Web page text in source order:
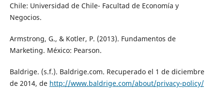
Chile: Universidad de Chile- Facultad de Economía y
Negocios.
Armstrong, G., & Kotler, P. (2013). Fundamentos de
Marketing. México: Pearson.
Baldrige. (s.f.). Baldrige.com. Recuperado el 1 de diciembre
de 2014, de http://www.baldrige.com/about/privacy-policy/